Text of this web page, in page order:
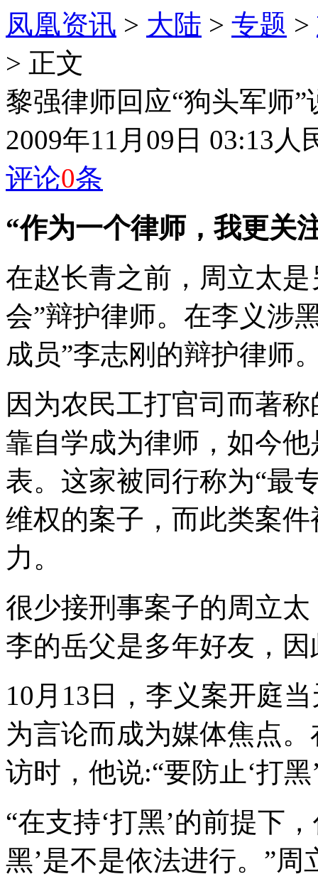
凤凰资讯 > 大陆 > 专题 >
> 正文
黎强律师回应“狗头军师
2009年11月09日 03:13 人
评论0条
“作为一个律师，我更关
在赵长青之前，周立太
会”辩护律师。在李义涉
成员”李志刚的辩护律师
因为农民工打官司而著
靠自学成为律师，如今
表。这家被同行称为“最
维权的案子，而此类案
力。
很少接刑事案子的周立
李的岳父是多年好友，
10月13日，李义案开庭
为言论而成为媒体焦点
访时，他说:“要防止‘打
“在支持‘打黑’的前提下
黑’是不是依法进行。”周